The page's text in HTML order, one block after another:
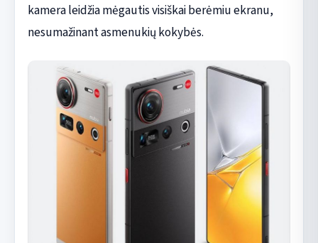
kamera leidžia mėgautis visiškai berėmiu ekranu,
nesumažinant asmenukių kokybės.